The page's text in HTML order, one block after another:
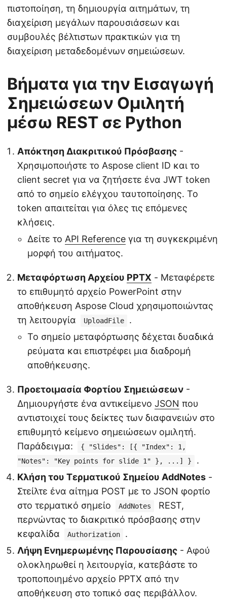
πιστοποίηση, τη δημιουργία αιτημάτων, τη
διαχείριση μεγάλων παρουσιάσεων και
συμβουλές βέλτιστων πρακτικών για τη
διαχείριση μεταδεδομένων σημειώσεων.
Βήματα για την Εισαγωγή
Σημειώσεων Ομιλητή
μέσω REST σε Python
Απόκτηση Διακριτικού Πρόσβασης -
Χρησιμοποιήστε το Aspose client ID και το
client secret για να ζητήσετε ένα JWT token
από το σημείο ελέγχου ταυτοποίησης. Το
token απαιτείται για όλες τις επόμενες
κλήσεις.
Δείτε το API Reference για τη συγκεκριμένη
μορφή του αιτήματος.
Μεταφόρτωση Αρχείου PPTX - Μεταφέρετε
το επιθυμητό αρχείο PowerPoint στην
αποθήκευση Aspose Cloud χρησιμοποιώντας
τη λειτουργία
UploadFile
.
Το σημείο μεταφόρτωσης δέχεται δυαδικά
ρεύματα και επιστρέφει μια διαδρομή
αποθήκευσης.
Προετοιμασία Φορτίου Σημειώσεων -
Δημιουργήστε ένα αντικείμενο JSON που
αντιστοιχεί τους δείκτες των διαφανειών στο
επιθυμητό κείμενο σημειώσεων ομιλητή.
Παράδειγμα:
{ "Slides": [{ "Index": 1,
"Notes": "Key points for slide 1" }, ...] }
.
Κλήση του Τερματικού Σημείου AddNotes -
Στείλτε ένα αίτημα POST με το JSON φορτίο
στο τερματικό σημείο
AddNotes
REST,
περνώντας το διακριτικό πρόσβασης στην
κεφαλίδα
Authorization
.
Λήψη Ενημερωμένης Παρουσίασης - Αφού
ολοκληρωθεί η λειτουργία, κατεβάστε το
τροποποιημένο αρχείο PPTX από την
αποθήκευση στο τοπικό σας περιβάλλον.